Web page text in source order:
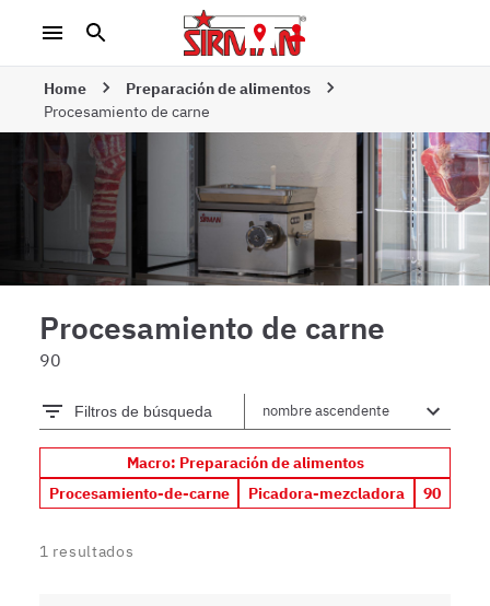
Home
Preparación de alimentos
Procesamiento de carne
Procesamiento de carne
90
Filtros de búsqueda
Macro: Preparación de alimentos
Procesamiento-de-carne
Picadora-mezcladora 90
1 resultados